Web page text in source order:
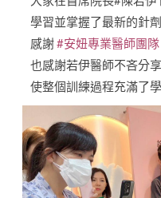
學習並掌握了最新的針
感謝#安妞專業醫師團隊
也感謝若伊醫師不吝分
使整個訓練過程充滿了